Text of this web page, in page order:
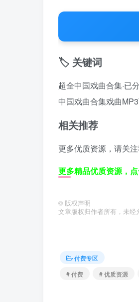
🏷️ 关键词
超全中国戏曲合集·已
中国戏曲合集戏曲
相关推荐
更多优质资源，请关
更多精品优质资源，
© 版权声明
文章版权归作者所有，未经
付费专区
# 付费
# 优质资源